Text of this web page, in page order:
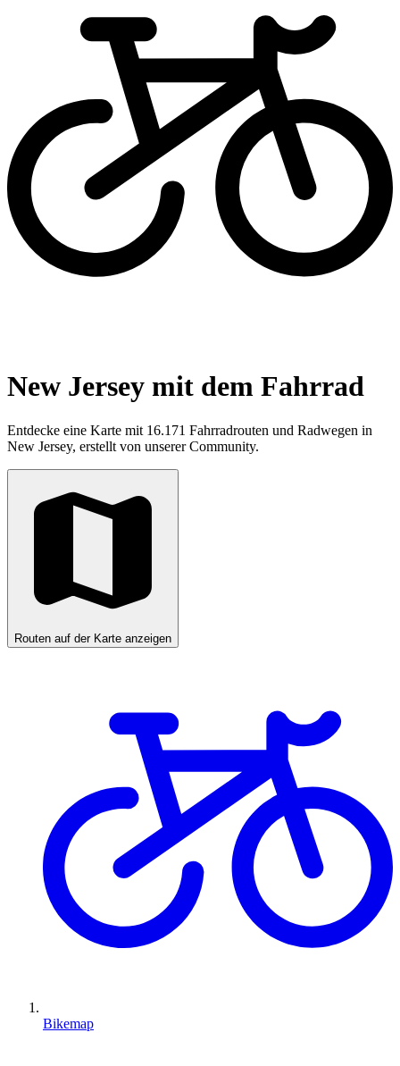
New Jersey mit dem Fahrrad
Entdecke eine Karte mit 16.171 Fahrradrouten und Radwegen in
New Jersey, erstellt von unserer Community.
Routen auf der Karte anzeigen
Bikemap